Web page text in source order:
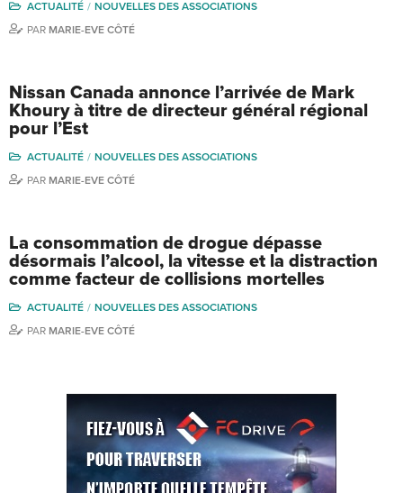
ACTUALITÉ
NOUVELLES DES ASSOCIATIONS
PAR MARIE-EVE CÔTÉ
Nissan Canada annonce l’arrivée de Mark
Khoury à titre de directeur général régional
pour l’Est
ACTUALITÉ
NOUVELLES DES ASSOCIATIONS
PAR MARIE-EVE CÔTÉ
La consommation de drogue dépasse
désormais l’alcool, la vitesse et la distraction
comme facteur de collisions mortelles
ACTUALITÉ
NOUVELLES DES ASSOCIATIONS
PAR MARIE-EVE CÔTÉ